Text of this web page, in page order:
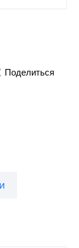
Поделиться